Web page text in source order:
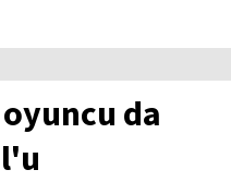
da